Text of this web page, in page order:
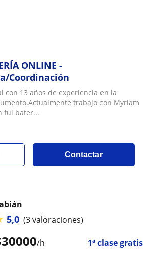
ONLINE -
Coordinación
con 13 años de experiencia en la
trabajo con Myriam
fui bater...
Contactar
30000/h 1ª clase gratis
5,0 (3 valoraciones)